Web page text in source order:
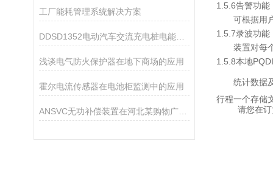
工厂能耗管理系统解决方案
DDSD1352电动汽车交流充电桩电能计量
浅谈电气防火保护器在地下商场的应用
霍尔电流传感器在电池柜监测中的应用
1.5.6告警功能
可根据用
1.5.7录波功能
装置对每
1.5.8本地
统计数据
行程一个存储
请您在